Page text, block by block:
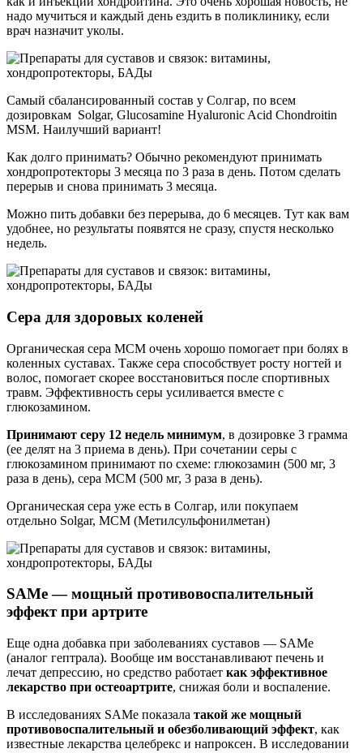
надо мучиться и каждый день ездить в поликлинику, если
врач назначит уколы.
Самый сбалансированный состав у Солгар, по всем
дозировкам Solgar, Glucosamine Hyaluronic Acid Chondroitin
MSM. Наилучший вариант!
Как долго принимать? Обычно рекомендуют принимать
хондропротекторы 3 месяца по 3 раза в день. Потом сделать
перерыв и снова принимать 3 месяца.
Можно пить добавки без перерыва, до 6 месяцев. Тут как вам
удобнее, но результаты появятся не сразу, спустя несколько
недель.
Сера для здоровых коленей
Органическая сера MСM очень хорошо помогает при болях в
коленных суставах. Также сера способствует росту ногтей и
волос, помогает скорее восстановиться после спортивных
травм. Эффективность серы усиливается вместе с
глюкозамином.
Принимают серу 12 недель минимум, в дозировке 3 грамма
(ее делят на 3 приема в день). При сочетании серы с
глюкозамином принимают по схеме: глюкозамин (500 мг, 3
раза в день), сера МСМ (500 мг, 3 раза в день).
Органическая сера уже есть в Солгар, или покупаем
отдельно Solgar, МСМ (Метилсульфонилметан)
SAMe — мощный противовоспалительный
эффект при артрите
Еще одна добавка при заболеваниях суставов — SAMe
(аналог гептрала). Вообще им восстанавливают печень и
лечат депрессию, но средство работает как эффективное
лекарство при остеоартрите, снижая боли и воспаление.
В исследованиях SAMe показала такой же мощный
противовоспалительный и обезболивающий эффект, как
известные лекарства целебрекс и напроксен. В исследовании